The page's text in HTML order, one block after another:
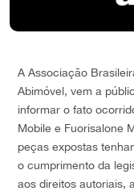
A Associação
Abimóvel, vem a
informar o fato
Mobile e Fuorisalone
peças expostas
o cumprimento da
aos direitos autoriais,